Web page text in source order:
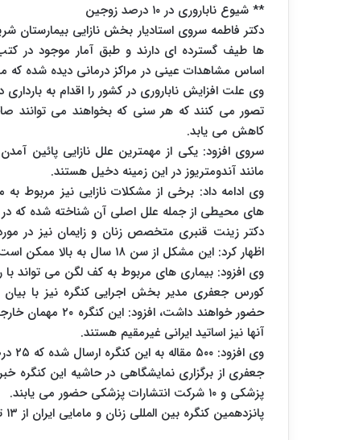
** شیوع ناباروری در ۱۰ درصد زوجین
دکتر فاطمه سروی استادیار بخش نازایی بیمارستان
اساس مشاهدات عینی در مراکز درمانی دیده شده که
وی علت افزایش ناباروری در کشور را اقدام به
تصور می کنند که هر سنی که بخواهند می توانند
کاهش می یابد.
سروی افزود: یکی از مهمترین علل نازایی پائین
مانند آندومتریوز در این زمینه دخیل هستند.
وی ادامه داد: برخی از مشکلات نازایی نیز مربوط
های محیطی از جمله علل اصلی آن شناخته شده که
دکتر زینت قنبری متخصص زنان و زایمان نیز در
اظهار کرد: این مشکل از سن ۱۸ سال به بالا ممکن است رخ دهد و کیفیت زندگی بیماران را دچار اختلال می کند.
وی افزود: بیماری های مربوط به کف لگن می تواند
حضور خواهند
آنها نیز اساتید ایرانی غیرمقیم هستند.
وی افزود: ۵۰۰ مقاله به این کنگره ارسال شده که ۲۵ درصد از این تعداد به صورت سخنرانی ارایه می شود.
پزشکی و ۱۰ شرکت انتشارات پزشکی حضور می یابند.
پانزدهمین کنگره بین المللی زنان و مامایی ایران از ۱۳ تا ۱۶ مهرماه در مرکز همایش های رازی برگزار می شود.